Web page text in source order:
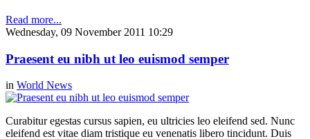
Read more...
Wednesday, 09 November 2011 10:29
Praesent eu nibh ut leo euismod semper
in World News
Curabitur egestas cursus sapien, eu ultricies leo eleifend sed. Nunc
eleifend est vitae diam tristique eu venenatis libero tincidunt. Duis